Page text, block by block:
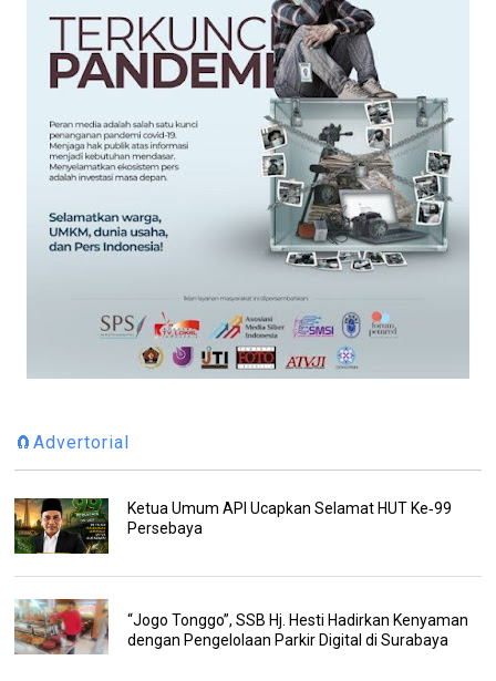
🧲Advertorial
Ketua Umum API Ucapkan Selamat HUT Ke‑99
Persebaya
“Jogo Tonggo”, SSB Hj. Hesti Hadirkan Kenyaman
dengan Pengelolaan Parkir Digital di Surabaya